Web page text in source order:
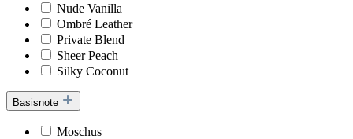
Nude Vanilla
Ombré Leather
Private Blend
Sheer Peach
Silky Coconut
Basisnote
Moschus